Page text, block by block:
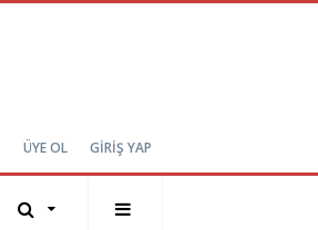
ÜYE OL GİRİŞ YAP